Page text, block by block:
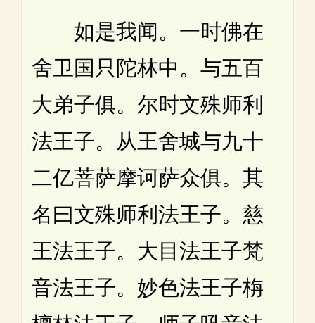
如是我闻。一时佛在
舍卫国只陀林中。与五百
大弟子俱。尔时文殊师利
法王子。从王舍城与九十
二亿菩萨摩诃萨众俱。其
名曰文殊师利法王子。慈
王法王子。大目法王子梵
音法王子。妙色法王子栴